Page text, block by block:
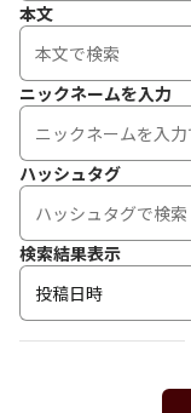
本文
ニックネームを入力
ハッシュタグ
検索結果表示
投稿日時